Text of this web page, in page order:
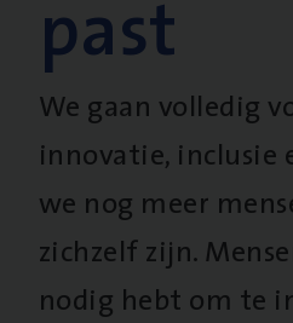
past
We gaan volledig
innovatie, inclusie
we nog meer
zichzelf zijn.
nodig hebt om te